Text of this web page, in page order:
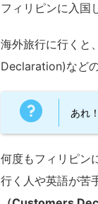
フィリピンに入国
海外旅行に行くと
Declaration)など
あれ
何度もフィリピン
行く人や英語が苦